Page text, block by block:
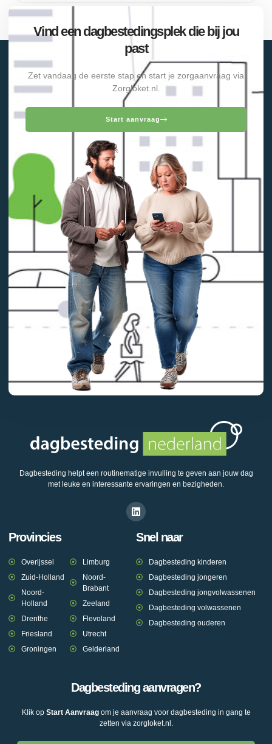
Vind een dagbestedingsplek die bij jou
past
Zet vandaag de eerste stap en start je zorgaanvraag via
Zorgloket.nl.
Start aanvraag
Dagbesteding helpt een routinematige invulling te geven aan jouw dag
met leuke en interessante ervaringen en bezigheden.
Provincies
Overijssel
Zuid-Holland
Noord-
Holland
Drenthe
Friesland
Groningen
Limburg
Noord-
Brabant
Zeeland
Flevoland
Utrecht
Gelderland
Snel naar
Dagbesteding kinderen
Dagbesteding jongeren
Dagbesteding jongvolwassenen
Dagbesteding volwassenen
Dagbesteding ouderen
Dagbesteding aanvragen?
Klik op Start Aanvraagom je aanvraag voor dagbesteding in gang te
zetten via zorgloket.nl.